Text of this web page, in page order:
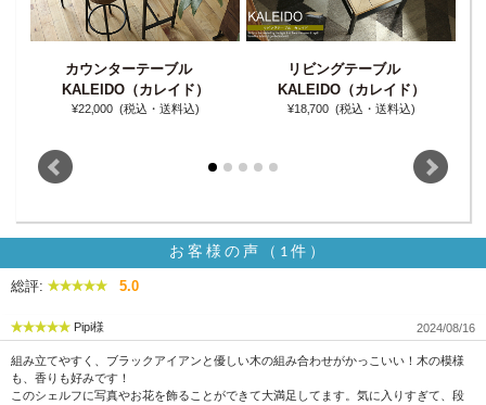
カウンターテーブル
KALEIDO（カレイド）
¥22‚000 (税込・送料込)
リビングテーブル
KALEIDO（カレイド）
¥18‚700 (税込・送料込)
お客様の声（1件）
総評: 5.0
Pipi様 2024/08/16
組み立てやすく、ブラックアイアンと優しい木の組み合わせがかっこいい！木の模様
も、香りも好みです！
このシェルフに写真やお花を飾ることができて大満足してます。気に入りすぎて、段